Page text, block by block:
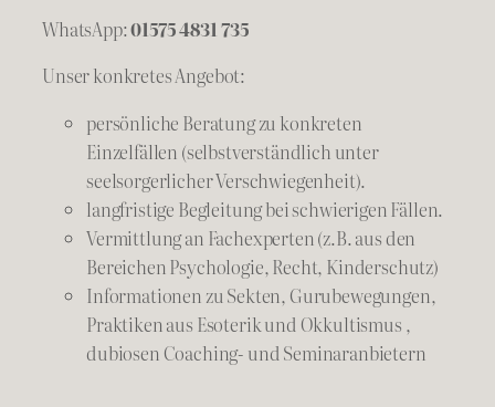
WhatsApp:01575 4831 735
Unser konkretes Angebot:
persönliche Beratung zu konkreten
Einzelfällen (selbstverständlich unter
seelsorgerlicher Verschwiegenheit).
langfristige Begleitung bei schwierigen Fällen.
Vermittlung an Fachexperten (z.B. aus den
Bereichen Psychologie, Recht, Kinderschutz)
Informationen zu Sekten, Gurubewegungen,
Praktiken aus Esoterik und Okkultismus ,
dubiosen Coaching- und Seminaranbietern